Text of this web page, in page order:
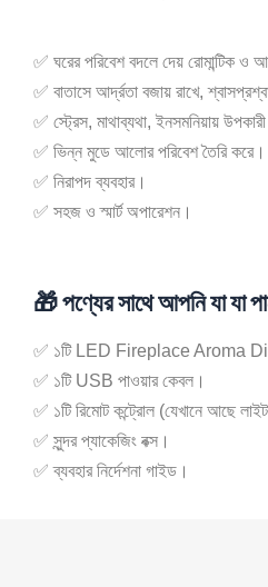
✅ ঘরের পরিবেশ বদলে দেয় রোমান্টিক ও
✅ বাতাসে আর্দ্রতা বজায় রাখে,
✅ স্ট্রেস, মাথাব্যথা, ইনসমনিয়ায়
✅ ভিন্ন মুডে আলোর পরিবেশ তৈরি করে।
✅ নিরাপদ ব্যবহার।
✅ সহজ ও স্মার্ট অপারেশন।
🎁পণ্যের সাথে আপনি যা যা
✅ ১টি LED Fireplace Aroma
✅ ১টি USB পাওয়ার কেবল।
✅ ১টি রিমোট কন্ট্রোল (যেখানে আছে
✅ সুন্দর প্যাকেজিং বক্স।
✅ ব্যবহার নির্দেশনা গাইড।